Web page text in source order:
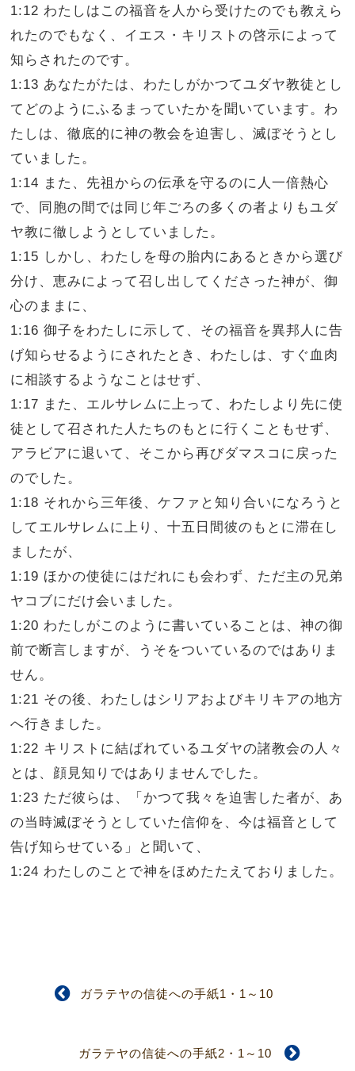
1:12 わたしはこの福音を人から受けたのでも教えら
れたのでもなく、イエス・キリストの啓示によって
知らされたのです。
1:13 あなたがたは、わたしがかつてユダヤ教徒とし
てどのようにふるまっていたかを聞いています。わ
たしは、徹底的に神の教会を迫害し、滅ぼそうとし
ていました。
1:14 また、先祖からの伝承を守るのに人一倍熱心
で、同胞の間では同じ年ごろの多くの者よりもユダ
ヤ教に徹しようとしていました。
1:15 しかし、わたしを母の胎内にあるときから選び
分け、恵みによって召し出してくださった神が、御
心のままに、
1:16 御子をわたしに示して、その福音を異邦人に告
げ知らせるようにされたとき、わたしは、すぐ血肉
に相談するようなことはせず、
1:17 また、エルサレムに上って、わたしより先に使
徒として召された人たちのもとに行くこともせず、
アラビアに退いて、そこから再びダマスコに戻った
のでした。
1:18 それから三年後、ケファと知り合いになろうと
してエルサレムに上り、十五日間彼のもとに滞在し
ましたが、
1:19 ほかの使徒にはだれにも会わず、ただ主の兄弟
ヤコブにだけ会いました。
1:20 わたしがこのように書いていることは、神の御
前で断言しますが、うそをついているのではありま
せん。
1:21 その後、わたしはシリアおよびキリキアの地方
へ行きました。
1:22 キリストに結ばれているユダヤの諸教会の人々
とは、顔見知りではありませんでした。
1:23 ただ彼らは、「かつて我々を迫害した者が、あ
の当時滅ぼそうとしていた信仰を、今は福音として
告げ知らせている」と聞いて、
1:24 わたしのことで神をほめたたえておりました。
ガラテヤの信徒への手紙1・1～10
ガラテヤの信徒への手紙2・1～10